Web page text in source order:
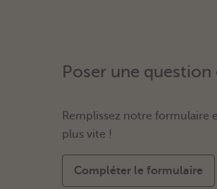
Poser une question
Remplissez notre formulaire
plus vite !
Compléter le formulaire